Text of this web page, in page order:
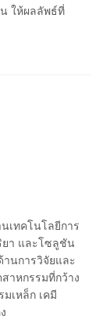
ให้ผลลัพธ์ที่
เทคโนโลยีการ
ยา และโซลูชัน
นการวิจัยและ
าหกรรมที่กว้าง
เหล็ก เคมี